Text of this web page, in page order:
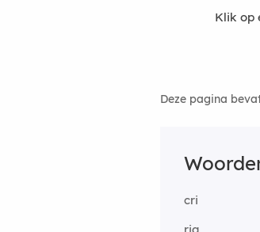
Klik op
Deze pagina
cri